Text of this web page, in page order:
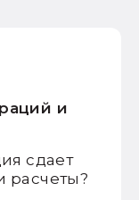
и
сдает
расчеты?